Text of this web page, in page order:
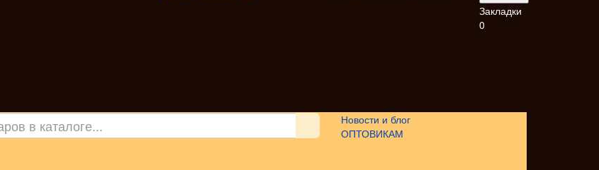
Закладки
0
Новости и блог
ОПТОВИКАМ